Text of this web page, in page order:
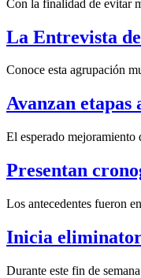
Con la finalidad de evitar
La Entrevista
Conoce esta agrupación
Avanzan
El esperado mejoramiento
Presentan
Los antecedentes fueron
Inicia
Durante este fin de